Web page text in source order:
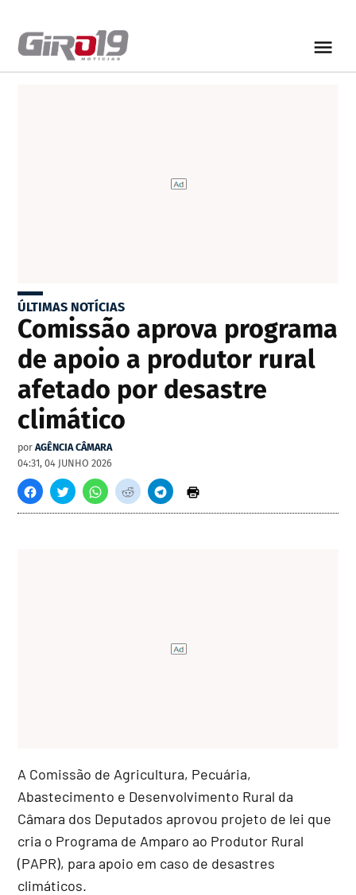
ÚLTIMAS NOTÍCIAS
Comissão aprova programa
de apoio a produtor rural
afetado por desastre
climático
por AGÊNCIA CÂMARA
04:31, 04 JUNHO 2026
A Comissão de Agricultura, Pecuária,
Abastecimento e Desenvolvimento Rural da
Câmara dos Deputados aprovou projeto de lei que
cria o Programa de Amparo ao Produtor Rural
(PAPR), para apoio em caso de desastres
climáticos.